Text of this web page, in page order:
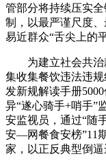
管部分将持续压实
制，以最严谨尺度
易近群众“舌尖上的
为建立社会共治
集收集餐饮违法违
发新规解读手册
异“遂心骑手+哨手”
安监视员，通过“随
安—网餐食安榜”11
家，以正反典型倒逼